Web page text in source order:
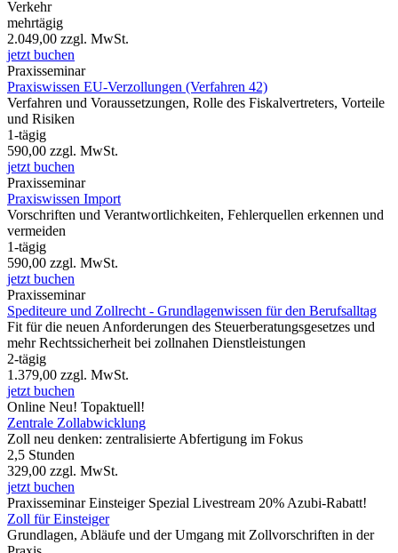
Verkehr
mehrtägig
2.049,00 zzgl. MwSt.
jetzt buchen
Praxisseminar
Praxiswissen EU-Verzollungen (Verfahren 42)
Verfahren und Voraussetzungen, Rolle des Fiskalvertreters, Vorteile
und Risiken
1-tägig
590,00 zzgl. MwSt.
jetzt buchen
Praxisseminar
Praxiswissen Import
Vorschriften und Verantwortlichkeiten, Fehlerquellen erkennen und
vermeiden
1-tägig
590,00 zzgl. MwSt.
jetzt buchen
Praxisseminar
Spediteure und Zollrecht - Grundlagenwissen für den Berufsalltag
Fit für die neuen Anforderungen des Steuerberatungsgesetzes und
mehr Rechtssicherheit bei zollnahen Dienstleistungen
2-tägig
1.379,00 zzgl. MwSt.
jetzt buchen
Online Neu! Topaktuell!
Zentrale Zollabwicklung
Zoll neu denken: zentralisierte Abfertigung im Fokus
2,5 Stunden
329,00 zzgl. MwSt.
jetzt buchen
Praxisseminar Einsteiger Spezial Livestream 20% Azubi-Rabatt!
Zoll für Einsteiger
Grundlagen, Abläufe und der Umgang mit Zollvorschriften in der